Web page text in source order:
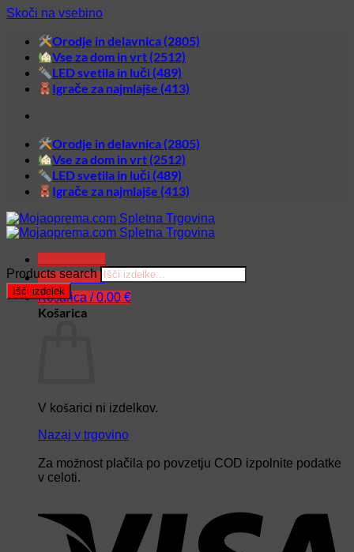
Skoči na vsebino
Orodje in delavnica (2805)
Vse za dom in vrt (2512)
LED svetila in luči (489)
Igrače za najmlajše (413)
Orodje in delavnica (2805)
Vse za dom in vrt (2512)
LED svetila in luči (489)
Igrače za najmlajše (413)
Glavni meni
Košarica /0,00 €
Košarica
V košarici ni izdelkov.
Nazaj v trgovino
Za možnost plačila po povzetju COD izpolnite podatke
v celoti.
Products search
Išči izdelek